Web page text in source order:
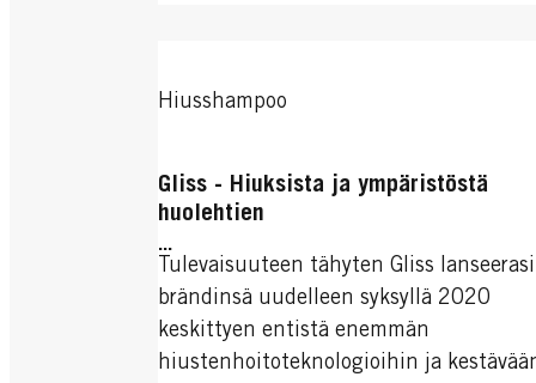
Hiusshampoo
Gliss - Hiuksista ja ympäristöstä
huolehtien
...
Tulevaisuuteen tähyten Gliss lanseerasi
brändinsä uudelleen syksyllä 2020
keskittyen entistä enemmän
hiustenhoitoteknologioihin ja